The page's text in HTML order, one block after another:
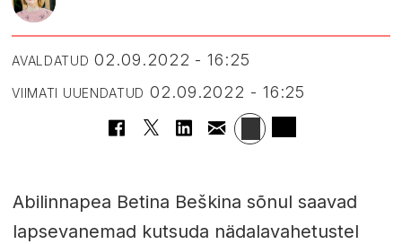
AVALDATUD 02.09.2022 - 16:25
VIIMATI UUENDATUD 02.09.2022 - 16:25
Abilinnapea Betina Beškina sõnul saavad
lapsevanemad kutsuda nädalavahetustel